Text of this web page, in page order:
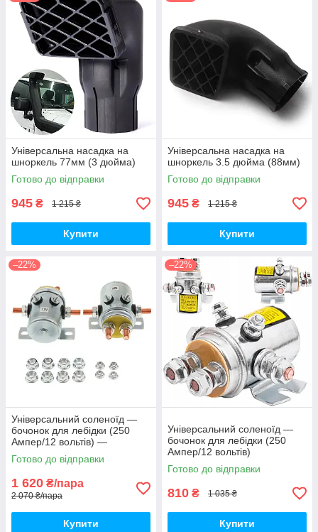
Універсальна насадка на
шноркель 77мм (3 дюйма)
Готово до відправки
945 ₴ 1 215 ₴
Купити
Універсальна насадка на
шноркель 3.5 дюйма (88мм)
Готово до відправки
945 ₴ 1 215 ₴
Купити
–22%
Універсальний соленоїд —
бочонок для лебідки (250
Ампер/12 вольтів) —
комплект 2 штуки
Готово до відправки
1 620 ₴/пара
2 070 ₴/пара
Купити
–22%
Універсальний соленоїд —
бочонок для лебідки (250
Ампер/12 вольтів)
Готово до відправки
810 ₴ 1 035 ₴
Купити